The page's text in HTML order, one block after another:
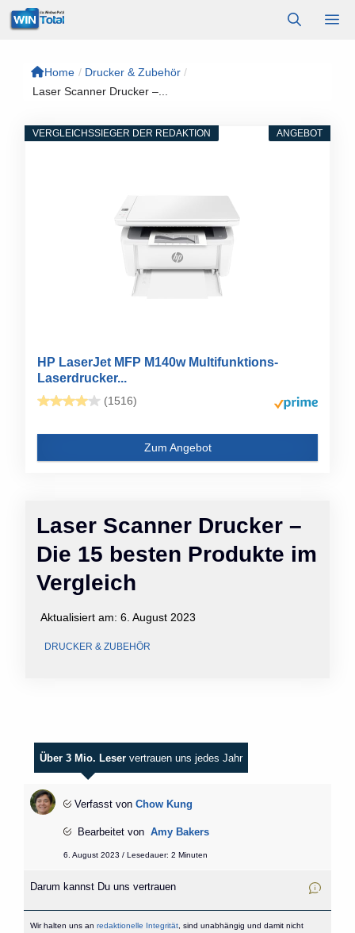
Zum
Inhalt
Home / Drucker & Zubehör /
Laser Scanner Drucker –...
Laser Scanner Drucker –
Die 15 besten Produkte im
Vergleich
Aktualisiert am: 6. August 2023
DRUCKER & ZUBEHÖR
ANGEBOT
VERGLEICHSSIEGER DER REDAKTION
HP LaserJet MFP M140w Multifunktions-
Laserdrucker...
(1516)
Zum Angebot
Über 3 Mio. Leser vertrauen uns jedes Jahr
Verfasst von Chow Kung
Bearbeitet von Amy Bakers
6. August 2023 / Lesedauer: 2 Minuten
Darum kannst Du uns vertrauen
Wir halten uns an redaktionelle Integrität, sind unabhängig und damit nicht